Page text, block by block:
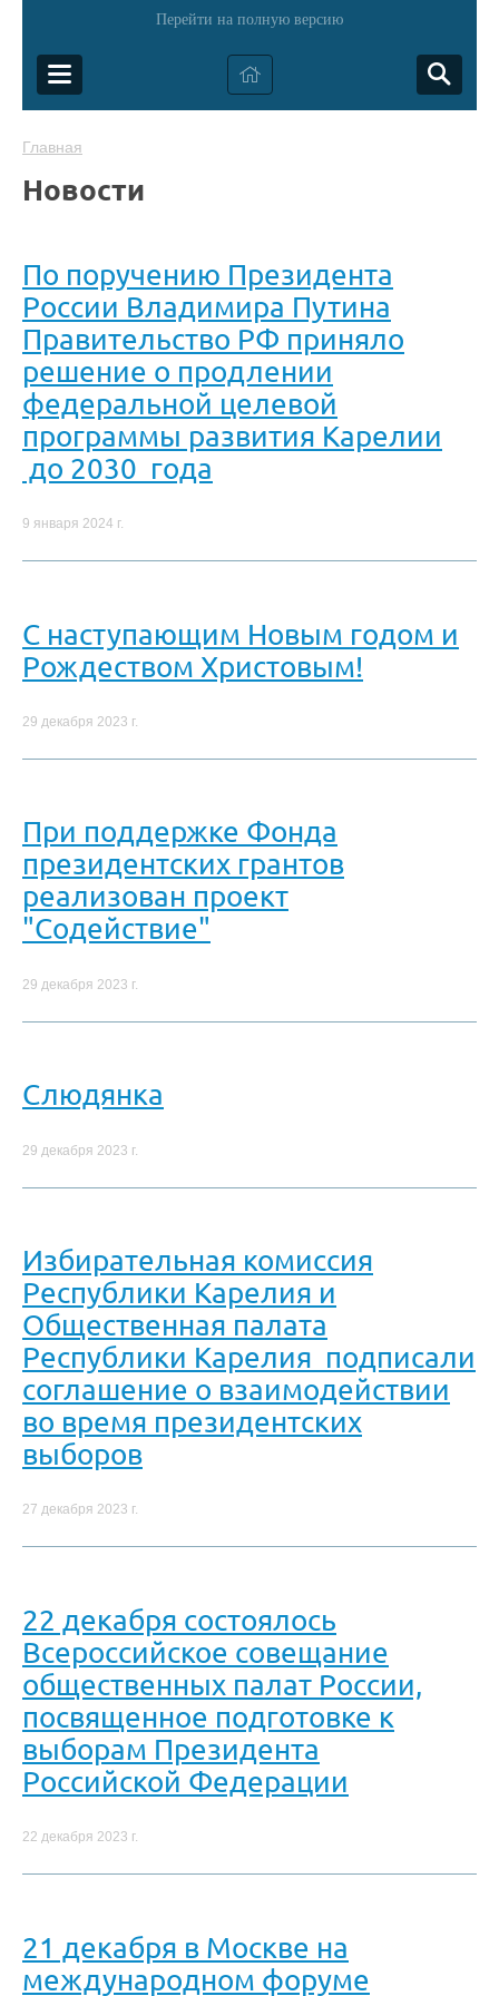
Перейти на полную версию
Главная
Новости
По поручению Президента
России Владимира Путина
Правительство РФ приняло
решение о продлении
федеральной целевой
программы развития Карелии
до 2030 года
9 января 2024 г.
С наступающим Новым годом и
Рождеством Христовым!
29 декабря 2023 г.
При поддержке Фонда
президентских грантов
реализован проект
"Содействие"
29 декабря 2023 г.
Слюдянка
29 декабря 2023 г.
Избирательная комиссия
Республики Карелия и
Общественная палата
Республики Карелия подписали
соглашение о взаимодействии
во время президентских
выборов
27 декабря 2023 г.
22 декабря состоялось
Всероссийское совещание
общественных палат России,
посвященное подготовке к
выборам Президента
Российской Федерации
22 декабря 2023 г.
21 декабря в Москве на
международном форуме